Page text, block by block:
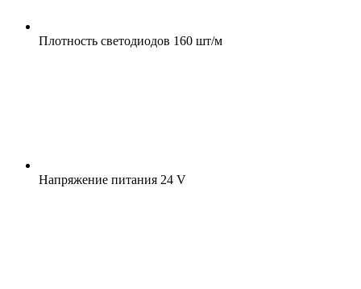
Плотность светодиодов 160 шт/м
Напряжение питания 24 V